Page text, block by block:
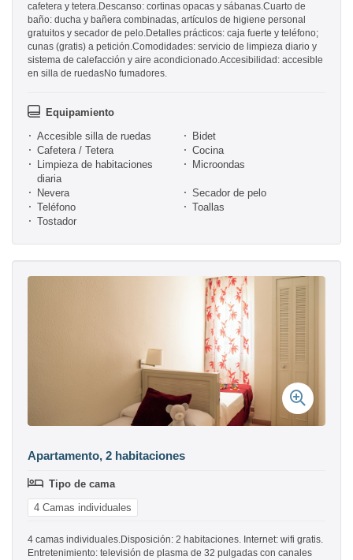
cafetera y tetera.Descanso: cortinas opacas y sábanas.Cuarto de
baño: ducha y bañera combinadas, artículos de higiene personal
gratuitos y secador de pelo.Detalles prácticos: caja fuerte y teléfono;
cunas (gratis) a petición.Comodidades: servicio de limpieza diario y
sistema de calefacción y aire acondicionado.Accesibilidad: accesible
en silla de ruedasNo fumadores.
Equipamiento
Accesible silla de ruedas
Bidet
Cafetera / Tetera
Cocina
Limpieza de habitaciones
diaria
Microondas
Nevera
Secador de pelo
Teléfono
Toallas
Tostador
Apartamento, 2 habitaciones
Tipo de cama
4 Camas individuales
4 camas individuales.Disposición: 2 habitaciones. Internet: wifi gratis.
Entretenimiento: televisión de plasma de 32 pulgadas con canales